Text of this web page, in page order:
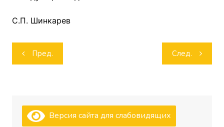
С.П. Шинкарев
Навигация
по
Пред. След.
Версия сайта для слабовидящих